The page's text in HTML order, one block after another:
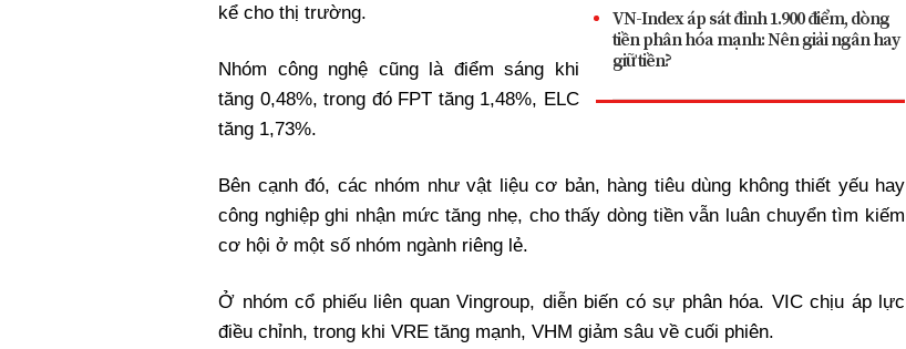
VN-Index áp sát đỉnh 1.900 điểm, dòng
tiền phân hóa mạnh: Nên giải ngân hay
giữ tiền?
kể cho thị trường.
Nhóm công nghệ cũng là điểm sáng khi
tăng 0,48%, trong đó FPT tăng 1,48%, ELC
tăng 1,73%.
Bên cạnh đó, các nhóm như vật liệu cơ bản, hàng tiêu dùng không thiết yếu hay
công nghiệp ghi nhận mức tăng nhẹ, cho thấy dòng tiền vẫn luân chuyển tìm kiếm
cơ hội ở một số nhóm ngành riêng lẻ.
Ở nhóm cổ phiếu liên quan Vingroup, diễn biến có sự phân hóa. VIC chịu áp lực
điều chỉnh, trong khi VRE tăng mạnh, VHM giảm sâu về cuối phiên.